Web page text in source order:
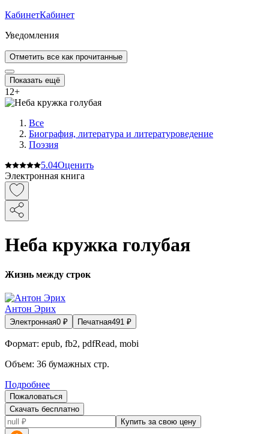
КабинетКабинет
Уведомления
Отметить все как прочитанные
Показать ещё
12+
Все
Биография, литература и литературоведение
Поэзия
5.04Оценить
Электронная книга
Неба кружка голубая
Жизнь между строк
Антон Эрих
Электронная0 ₽ Печатная491 ₽
Формат: epub, fb2, pdfRead, mobi
Объем: 36 бумажных стр.
Подробнее
Пожаловаться
Скачать бесплатно
Купить за свою цену